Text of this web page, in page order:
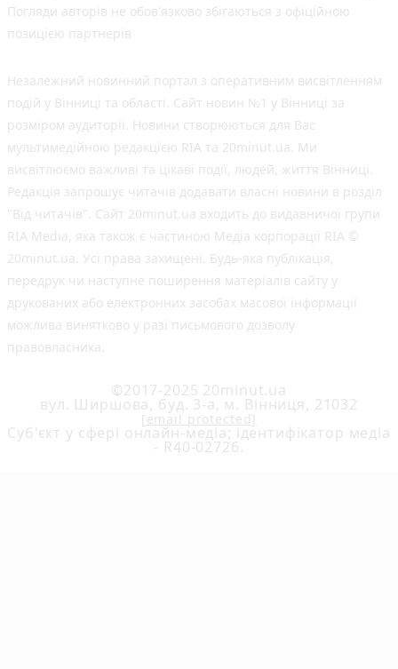
Погляди авторів не обов'язково збігаються з офіційною
позицією партнерів
Незалежний новинний портал з оперативним висвітленням
подій у Вінниці та області. Сайт новин №1 у Вінниці за
розміром аудиторії. Новини створюються для Вас
мультимедійною редакцією RIA та 20minut.ua. Ми
висвітлюємо важливі та цікаві події, людей, життя Вінниці.
Редакція запрошує читачів додавати власні новини в розділ
"Від читачів". Сайт 20minut.ua входить до видавничої групи
RIA Media, яка також є частиною Медіа корпорації RIA ©
20minut.ua. Усі права захищені. Будь-яка публiкацiя,
передрук чи наступне поширення матеріалів сайту у
друкованих або електронних засобах масової інформації
можлива винятково у разі письмового дозволу
правовласника.
©2017-2025 20minut.ua
вул. Ширшова, буд. 3-а, м. Вінниця, 21032
[email protected]
Cуб'єкт у сфері онлайн-медіа; ідентифікатор медіа
- R40-02726.